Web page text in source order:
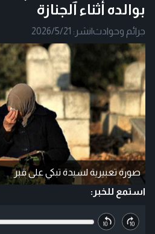
بوالده أثناء ٱلجنازة
جرائم وحوادث|نشر: 2026/5/21
صورة تعبيرية لسيدة تبكي على قبر
استمع للخبر: